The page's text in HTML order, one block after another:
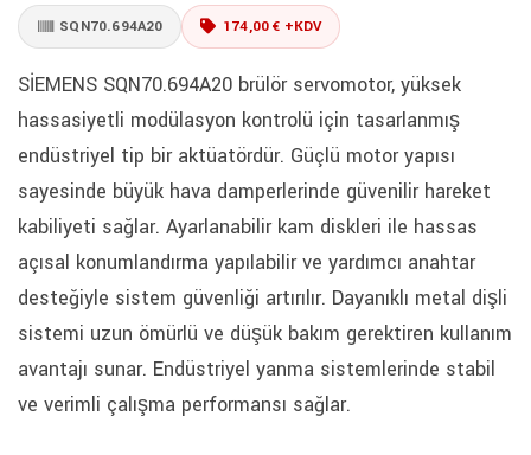
SQN70.694A20 174,00 € +KDV
SİEMENS SQN70.694A20 brülör servomotor, yüksek
hassasiyetli modülasyon kontrolü için tasarlanmış
endüstriyel tip bir aktüatördür. Güçlü motor yapısı
sayesinde büyük hava damperlerinde güvenilir hareket
kabiliyeti sağlar. Ayarlanabilir kam diskleri ile hassas
açısal konumlandırma yapılabilir ve yardımcı anahtar
desteğiyle sistem güvenliği artırılır. Dayanıklı metal dişli
sistemi uzun ömürlü ve düşük bakım gerektiren kullanım
avantajı sunar. Endüstriyel yanma sistemlerinde stabil
ve verimli çalışma performansı sağlar.